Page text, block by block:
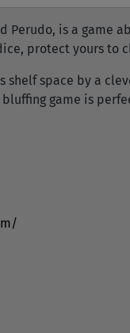
Perudo, is a game
protect yours to
shelf space by a
bluffing game is